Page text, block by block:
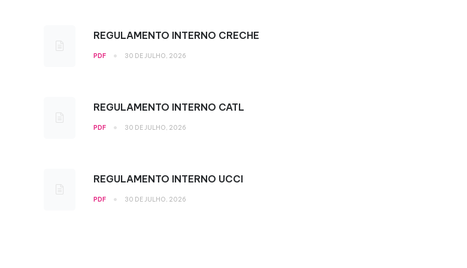
REGULAMENTO INTERNO CRECHE
PDF • 30 DE JULHO, 2026
REGULAMENTO INTERNO CATL
PDF • 30 DE JULHO, 2026
REGULAMENTO INTERNO UCCI
PDF • 30 DE JULHO, 2026